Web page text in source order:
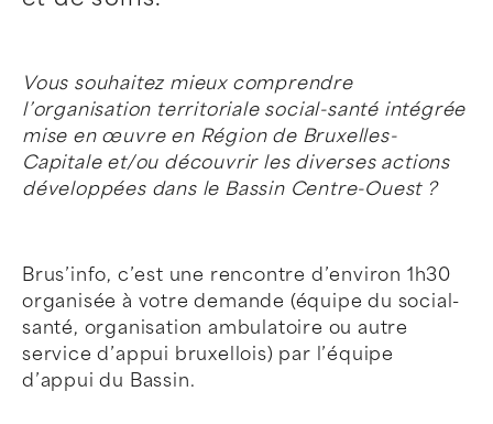
Vous souhaitez mieux comprendre
l’organisation territoriale social-santé intégrée
mise en œuvre en Région de Bruxelles-
Capitale et/ou découvrir les diverses actions
développées dans le Bassin Centre-Ouest ?
Brus’info, c’est une rencontre d’environ 1h30
organisée à votre demande (équipe du social-
santé, organisation ambulatoire ou autre
service d’appui bruxellois) par l’équipe
d’appui du Bassin.